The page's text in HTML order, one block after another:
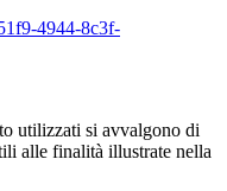
4944-8c3f-
utilizzati si avvalgono di
alle finalità illustrate nella